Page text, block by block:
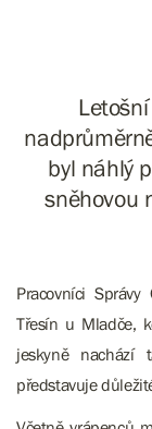
byl náhlý
sněhovou
Pracovníci
Třesín u Mladče,
jeskyně nachází
představuje